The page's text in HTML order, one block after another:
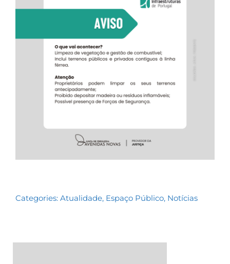
Categories: Atualidade, Espaço Público, Notícias